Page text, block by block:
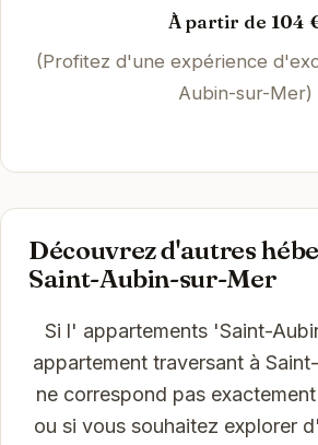
À partir de 104
(Profitez d'une expérience
Aubin-sur-Mer)
Découvrez d'autres
Saint-Aubin-sur-Mer
Si l' appartements 'Saint-
appartement traversant à
ne correspond pas
ou si vous souhaitez explorer